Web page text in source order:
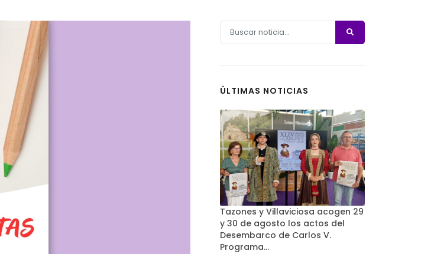
ÚLTIMAS NOTICIAS
Tazones y Villaviciosa acogen 29
y 30 de agosto los actos del
Desembarco de Carlos V.
Programa…